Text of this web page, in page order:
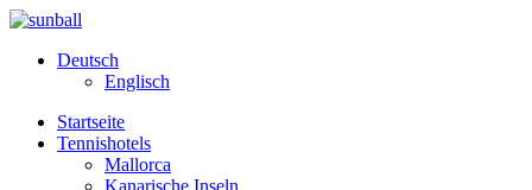
Deutsch
Englisch
Startseite
Tennishotels
Mallorca
Kanarische Inseln